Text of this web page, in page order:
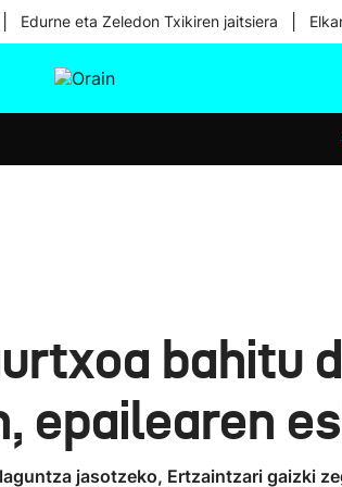
Edurne eta Zeledon Txikiren jaitsiera
bahitu
jasotzeko, Ertzaintzari gaizki